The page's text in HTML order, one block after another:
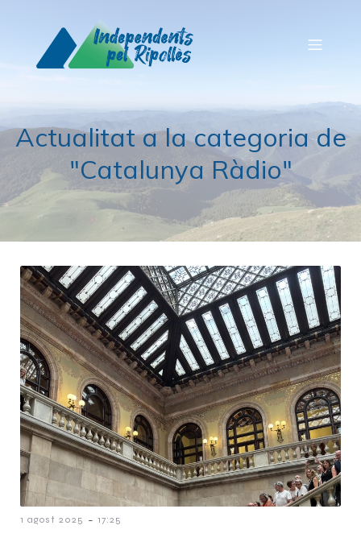
Actualitat a la categoria de
"Catalunya Ràdio"
1 agost 2025 - 17:25